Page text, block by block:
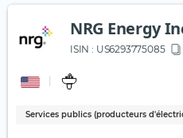
NRG Energy
ISIN : US6293775085
Services publics (producteurs